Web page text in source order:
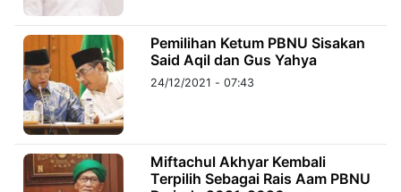
Kabarbaru.co
Pemilihan Ketum PBNU Sisakan
Said Aqil dan Gus Yahya
24/12/2021 - 07:43
Miftachul Akhyar Kembali
Terpilih Sebagai Rais Aam PBNU